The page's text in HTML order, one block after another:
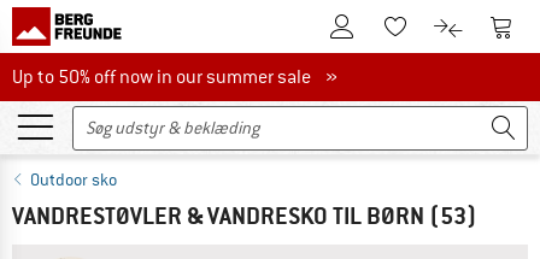
Til kundekontoenTil huskesedlen.
Til Til
Up to 50% off now in our summer sale
Up to 50% off now in our summer sale »
Outdoor sko
VANDRESTØVLER & VANDRESKO TIL BØRN (53)